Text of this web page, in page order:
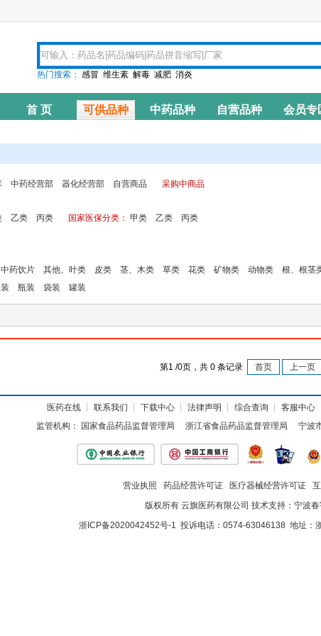
热门搜索：感冒 维生素 解毒 减肥 消炎
首 页 可供品种 中药品种 自营品种 会员专
中药经营部 器化经营部 自营商品 采购中商品
乙类 丙类 国家医保分类： 甲类 乙类 丙类
药饮片 其他、叶类 皮类 茎、木类 草类 花类 矿物类 动物类 根、根茎
瓶装 袋装 罐装
第1 /0页，共 0条记录 首页 上一页
医药在线 ┊ 联系我们 ┊ 下载中心 ┊ 法律声明 ┊ 综合查询 ┊ 客服中心
监管机构：
国家食品药品监督管理局 浙江省食品药品监督管理局 宁波
营业执照 药品经营许可证 医疗器械经营许可证
版权所有 云旗医药有限公司 技术支持： 宁波春
浙ICP备2020042452号-1 投诉电话：0574-63046138 地址：